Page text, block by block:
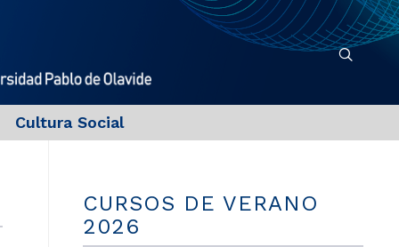
Cultura Social
CURSOS DE VERANO
2026